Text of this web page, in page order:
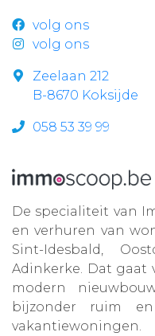
volg ons
volg ons
Zeelaan 212
B-8670 Koksijde
058 53 39 99
De specialiteit van
en verhuren van
Sint-Idesbald,
Adinkerke. Dat
modern
bijzonder ruim